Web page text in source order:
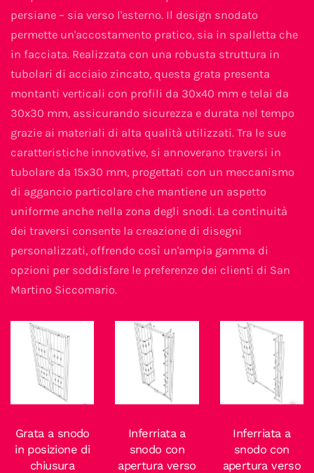
persiane – sia verso l'esterno. Il design snodato
permette un'accostamento pratico, sia in spalletta che
in facciata. Realizzata con una robusta struttura in
tubolari di acciaio zincato, questa grata presenta
montanti verticali con profili da 30x40 mm e telai da
30x30 mm, assicurando sicurezza e durata nel tempo
grazie ai materiali di alta qualità utilizzati. Tra le sue
caratteristiche innovative, si annoverano traversi in
tubolare da 15x30 mm, progettati con un meccanismo
di aggancio particolare che mantiene un aspetto
uniforme anche nella zona degli snodi. La continuità
dei traversi consente la creazione di disegni
personalizzati, offrendo così un'ampia gamma di
opzioni per soddisfare le preferenze dei clienti di San
Martino Siccomario.
Grata a snodo
in posizione di
chiusura
Inferriata a
snodo con
apertura verso
Inferriata a
snodo con
apertura verso